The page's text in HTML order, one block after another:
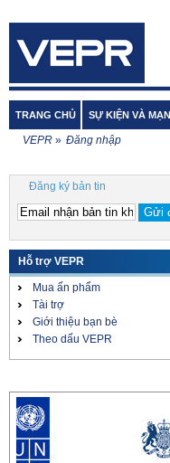
TRANG CHỦ SỰ KIỆN VÀ
VEPR » Đăng nhập
Đăng ký bản tin
Hỗ trợ VEPR
Mua ấn phẩm
Tài trợ
Giới thiệu bạn bè
Theo dấu VEPR